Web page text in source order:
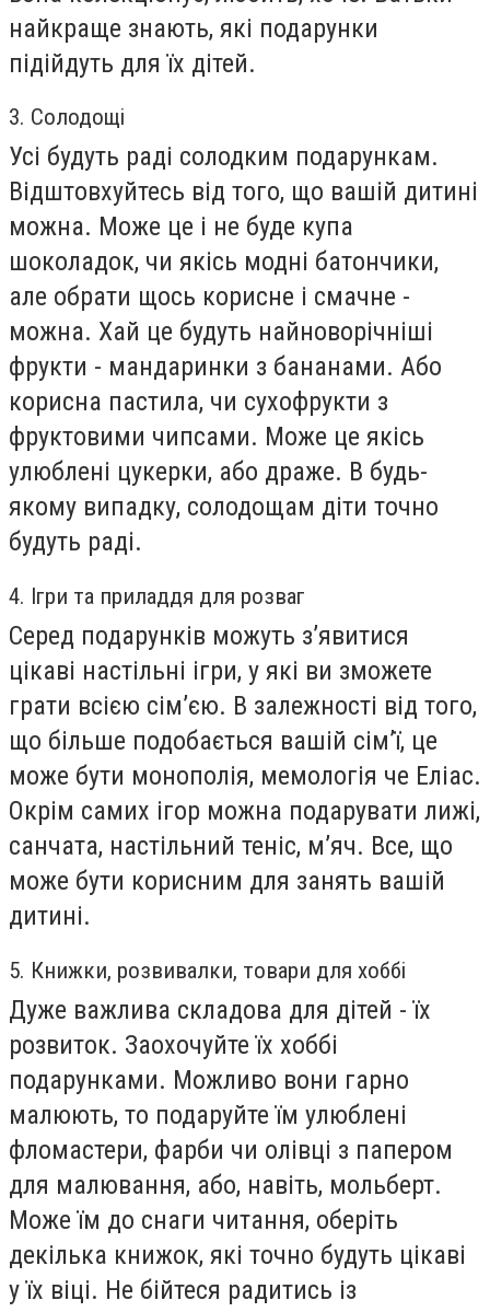
найкраще знають, які подарунки
підійдуть для їх дітей.
3. Солодощі
Усі будуть раді солодким подарункам.
Відштовхуйтесь від того, що вашій дитині
можна. Може це і не буде купа
шоколадок, чи якісь модні батончики,
але обрати щось корисне і смачне -
можна. Хай це будуть найноворічніші
фрукти - мандаринки з бананами. Або
корисна пастила, чи сухофрукти з
фруктовими чипсами. Може це якісь
улюблені цукерки, або драже. В будь-
якому випадку, солодощам діти точно
будуть раді.
4. Ігри та приладдя для розваг
Серед подарунків можуть з’явитися
цікаві настільні ігри, у які ви зможете
грати всією сім’єю. В залежності від того,
що більше подобається вашій сім’ї, це
може бути монополія, мемологія че Еліас.
Окрім самих ігор можна подарувати лижі,
санчата, настільний теніс, м’яч. Все, що
може бути корисним для занять вашій
дитині.
5. Книжки, розвивалки, товари для хоббі
Дуже важлива складова для дітей - їх
розвиток. Заохочуйте їх хоббі
подарунками. Можливо вони гарно
малюють, то подаруйте їм улюблені
фломастери, фарби чи олівці з папером
для малювання, або, навіть, мольберт.
Може їм до снаги читання, оберіть
декілька книжок, які точно будуть цікаві
у їх віці. Не бійтеся радитись із